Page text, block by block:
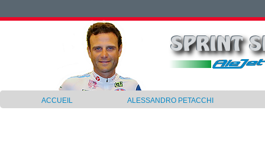
ACCUEIL ALESSANDRO PETACCHI